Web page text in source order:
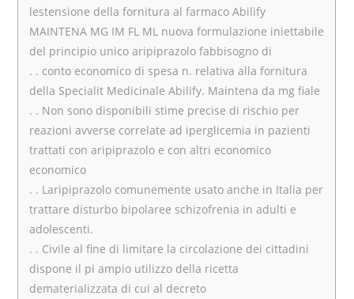
lestensione della fornitura al farmaco Abilify
MAINTENA MG IM FL ML nuova formulazione iniettabile
del principio unico aripiprazolo fabbisogno di
. . conto economico di spesa n. relativa alla fornitura
della Specialit Medicinale Abilify. Maintena da mg fiale
. . Non sono disponibili stime precise di rischio per
reazioni avverse correlate ad iperglicemia in pazienti
trattati con aripiprazolo e con altri economico
economico
. . Laripiprazolo comunemente usato anche in Italia per
trattare disturbo bipolaree schizofrenia in adulti e
adolescenti.
. . Civile al fine di limitare la circolazione dei cittadini
dispone il pi ampio utilizzo della ricetta
dematerializzata di cui al decreto